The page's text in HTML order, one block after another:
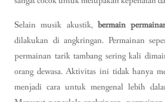
Selain musik akustik, bermain
dilakukan di angkringan. Permainan
permainan tarik tambang sering kali
orang dewasa. Aktivitas ini tidak hanya
menjadi cara untuk mengenal lebih